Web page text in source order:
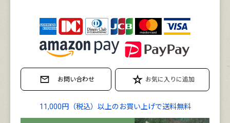
11,000円（税込）以上のお買い上げで送料無料